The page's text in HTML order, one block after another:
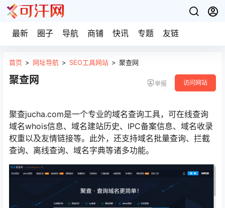
最新 圈子 导航 商铺 快讯 专题 友链
首页 > 网址导航 > SEO工具网站 > 聚查网
聚查网 举报 访问网站
聚查jucha.com是一个专业的域名查询工具，可在线查询
域名whois信息、域名建站历史、IPC备案信息、域名收录
权重以及友情链接等。此外，还支持域名批量查询、拦截
查询、离线查询、域名字典等诸多功能。